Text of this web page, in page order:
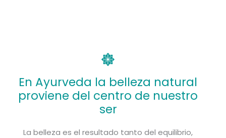
En Ayurveda la belleza natural
proviene del centro de nuestro
ser
La belleza es el resultado tanto del equilibrio,